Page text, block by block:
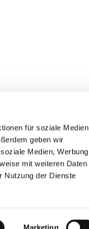
für soziale Medien
geben wir
Medien, Werbung
mit weiteren Daten
Nutzung der Dienste
Marketing